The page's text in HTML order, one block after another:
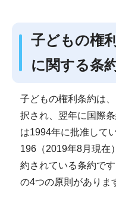
子どもの権
に関する条
子どもの権利条約は
択され、翌年に国際
は1994年に批准して
196（2019年8月現在
約されている条約で
の4つの原則がありま